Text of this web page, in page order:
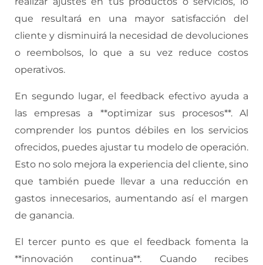
que resultará en una mayor satisfacción del
cliente y disminuirá la necesidad de devoluciones
o reembolsos, lo que a su vez reduce costos
operativos.
En segundo lugar, el feedback efectivo ayuda a
las empresas a **optimizar sus procesos**. Al
comprender los puntos débiles en los servicios
ofrecidos, puedes ajustar tu modelo de operación.
Esto no solo mejora la experiencia del cliente, sino
que también puede llevar a una reducción en
gastos innecesarios, aumentando así el margen
de ganancia.
El tercer punto es que el feedback fomenta la
**innovación continua**. Cuando recibes